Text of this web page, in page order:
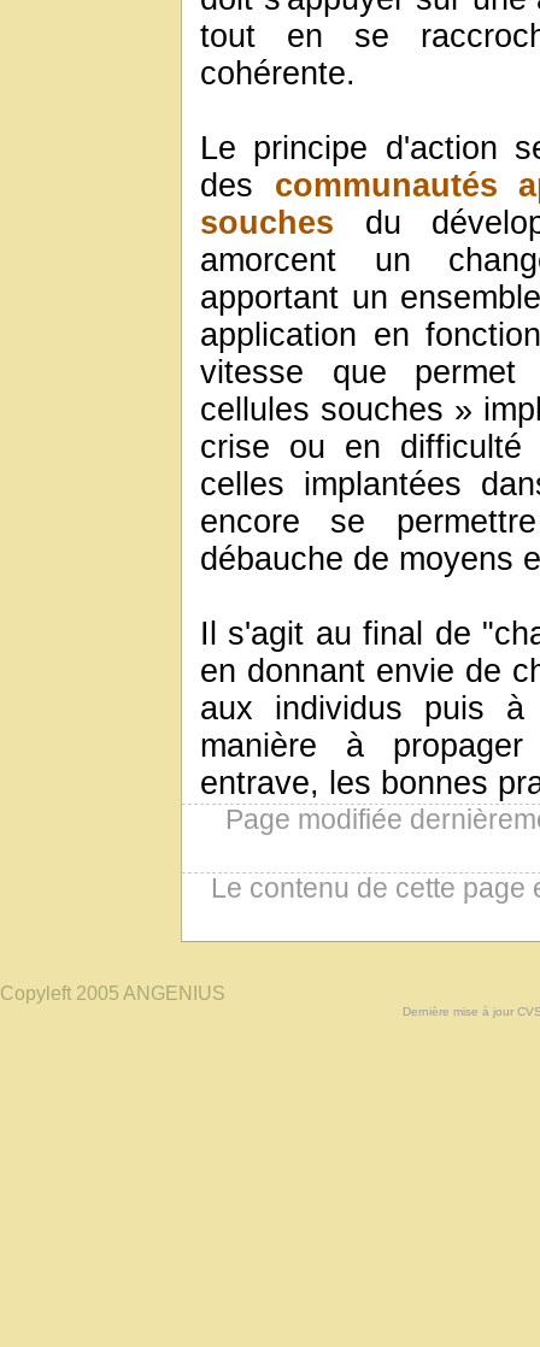
tout en se
cohérente.
Le principe d'action
des communautés
souches du
amorcent un
apportant un
application en
vitesse que permet
cellules souches »
crise ou en
celles implantées
encore se
débauche de moyens
Il s'agit au final de
en donnant envie de
aux individus puis à
manière à
entrave, les bonnes
Page modifiée
Le contenu de cette
Copyleft 2005 ANGENIUS
Dernière mise à jour